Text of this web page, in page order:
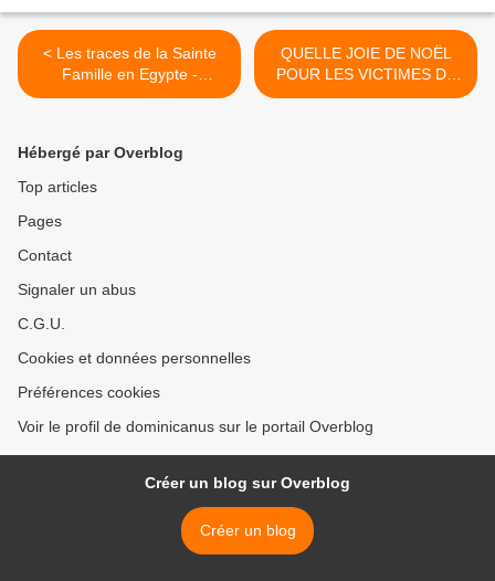
< Les traces de la Sainte
Famille en Egypte -
Conférence du Professeur
QUELLE JOIE DE NOËL
POUR LES VICTIMES DE
VIOLENCES SEXUELLES
Hébergé par Overblog
Top articles
Pages
Contact
Signaler un abus
C.G.U.
Cookies et données personnelles
Préférences cookies
Voir le profil de dominicanus sur le portail Overblog
Créer un blog sur Overblog
Créer un blog